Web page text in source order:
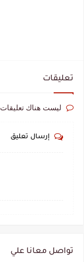
تعليقات
ليست هناك تعليقات
إرسال تعليق
تواصل معانا علي